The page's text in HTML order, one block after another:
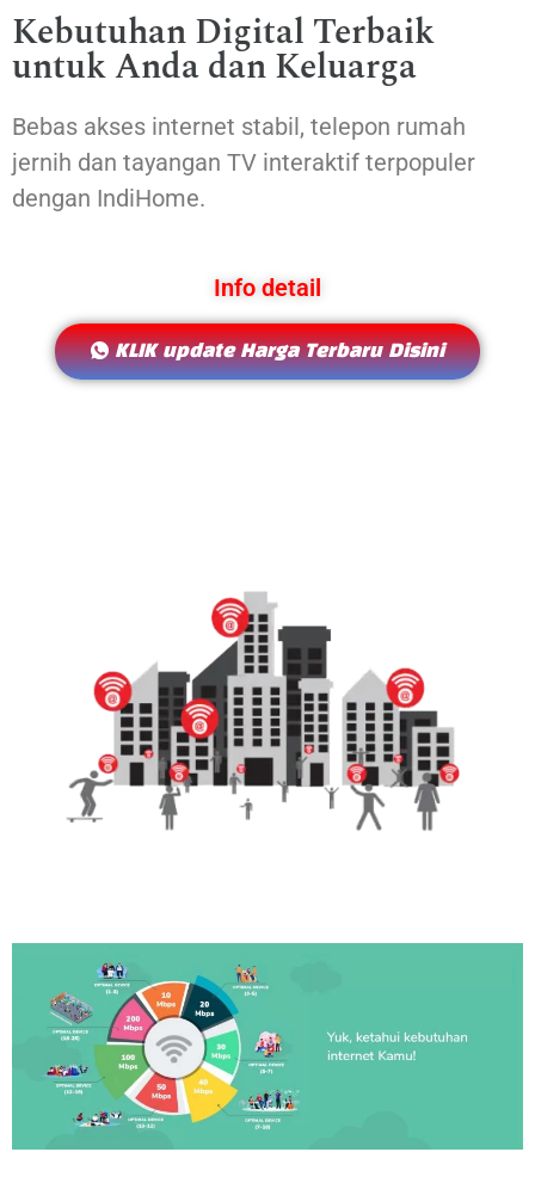
Kebutuhan Digital Terbaik
untuk Anda dan Keluarga
Bebas akses internet stabil, telepon rumah
jernih dan tayangan TV interaktif terpopuler
dengan IndiHome.
Info detail
KLIK update Harga Terbaru Disini